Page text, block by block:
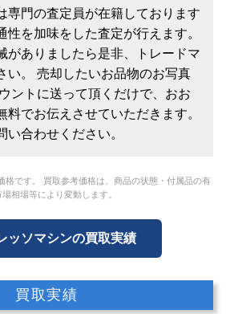
専門の査定員が在籍しております
性を加味をした査定が行えます。
がありましたら是非、トレードマ
い。 売却したいお品物のお写真
ントに送って頂くだけで、おお
料でお伝えさせていただきます。
い合わせください。
格です。 買取参考価格は、商品の状態・付属品の有
相場等により変動します。
ッソマシンの買取実績
買取実績